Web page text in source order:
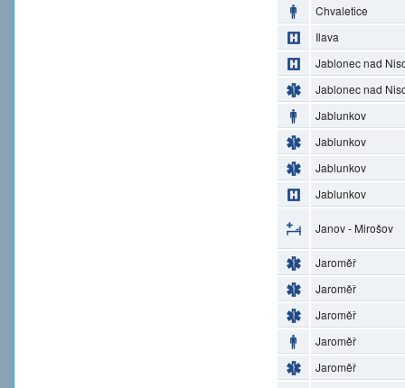
Chvaletice
Ilava
Jablonec nad
Jablonec nad
Jablunkov
Jablunkov
Jablunkov
Jablunkov
Janov - Mirošov
Jaroměř
Jaroměř
Jaroměř
Jaroměř
Jaroměř